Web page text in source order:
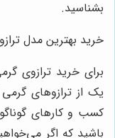
بشناسید.
خرید بهترین مدل
برای خرید ترازوی
یک از ترازوهای
کسب و کارهای
باشید که اگر